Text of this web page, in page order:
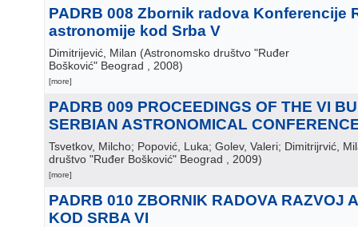
PADRB 008 Zbornik radova Konferencije
astronomije kod Srba V
Dimitrijević, Milan (Astronomsko društvo "Ruđer
Bošković" Beograd
, 2008)
[more]
PADRB 009 PROCEEDINGS OF THE VI
SERBIAN ASTRONOMICAL
Tsvetkov, Milcho; Popović, Luka; Golev, Valeri; Dimitrijrvić,
društvo "Ruđer Bošković" Beograd
, 2009)
[more]
PADRB 010 ZBORNIK RADOVA RAZVOJ
KOD SRBA VI